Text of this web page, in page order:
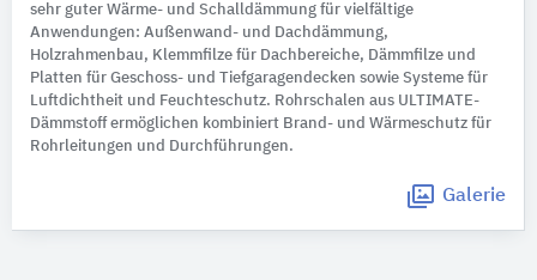
sehr guter Wärme- und Schalldämmung für vielfältige
Anwendungen: Außenwand- und Dachdämmung,
Holzrahmenbau, Klemmfilze für Dachbereiche, Dämmfilze und
Platten für Geschoss- und Tiefgaragendecken sowie Systeme für
Luftdichtheit und Feuchteschutz. Rohrschalen aus ULTIMATE-
Dämmstoff ermöglichen kombiniert Brand- und Wärmeschutz für
Rohrleitungen und Durchführungen.
Galerie